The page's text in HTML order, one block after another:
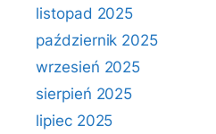
listopad 2025
październik 2025
wrzesień 2025
sierpień 2025
lipiec 2025